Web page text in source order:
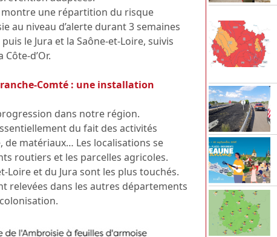
montre une répartition du risque
au niveau d’alerte durant 3 semaines
le Jura et la Saône-et-Loire, suivis
d’Or.
Comté : une installation
dans notre région.
du fait des activités
matériaux… Les localisations se
routiers et les parcelles agricoles.
Loire et du Jura sont les plus touchés.
relevées dans les autres départements